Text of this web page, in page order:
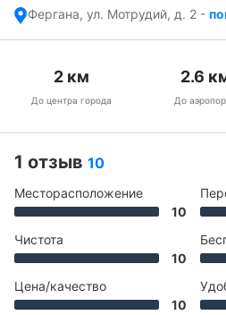
Фергана, ул. Мотрудий, д. 2 -
2 км
До центра города
2.6
До
1 отзыв 10
Месторасположение
10
Чистота
10
Цена/качество
10